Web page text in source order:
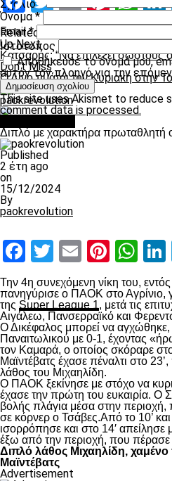
Related Topics:
Up Next
Κατσαρής: “Να επιλέξει σωστούς
Don't Miss
Ο Λίνο τιμάται την Κυριακή στην
paokrevolution
Σχόλιο *
Όνομα*
Email*
Ιστότοπος
Αποθήκευσε το όνομά μου,
αυτόν τον πλοηγό για την
This site uses Akismet to reduce
comment data is processed.
Διπλό με χαρακτήρα πρωταθλητή
Published
2 έτη ago
on
15/12/2024
By
paokrevolution
Facebook
Twitter
Email
Την 4η συνεχόμενη νίκη του,
πανηγύρισε ο ΠΑΟΚ στο Αγρίνιο,
της Super League 1, μετά τις
Αιγάλεω, Πανσερραϊκό και
Ο Δικέφαλος μπορεί να αγχώθηκε,
Παναιτωλικού με 0-1, έχοντας
τον Καμαρά, ο οποίος σκόραρε
Μαϊντέβατς έχασε πέναλτι στο
λάθος του Μιχαηλίδη.
Ο ΠΑΟΚ ξεκίνησε με στόχο να
έχασε την πρώτη του ευκαιρία. Ο
βολής πλάγια μέσα στην
σε κόρνερ ο Τσάβες.Από το 10’
ισορρόπησε και στο 14′
έξω από την περιοχή, που πέρασε
Διπλό λάθος Μιχαηλίδη,
Μαϊντέβατς
Advertisement